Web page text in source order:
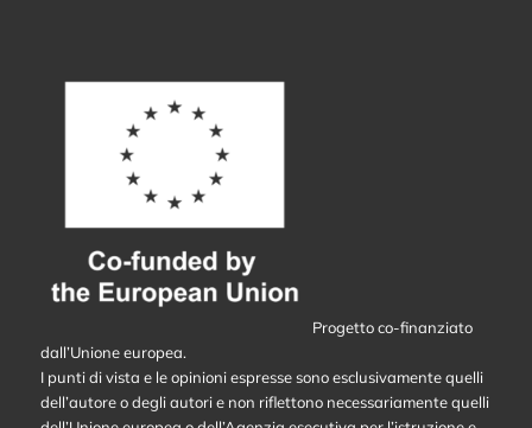
Progetto co-finanziato
dall’Unione europea.
I punti di vista e le opinioni espresse sono esclusivamente quelli
dell’autore o degli autori e non riflettono necessariamente quelli